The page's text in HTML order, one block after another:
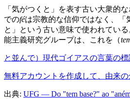
「気がつくと」を表す古い大衆的
でのféは宗教的な信仰ではなく、「
と」という古い意味で使われてい
能主義研究グループは、これを（
と並んで）現代ゴイアスの言葉の標
無料アカウントを作成して、由来
出典: UFG — Do "tem base?" ao